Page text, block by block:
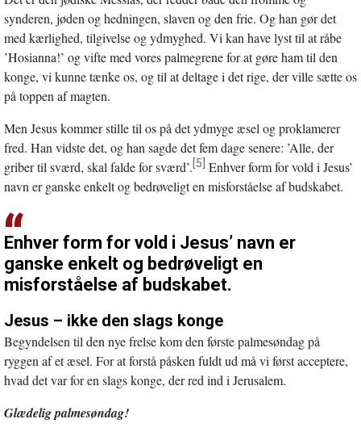
synderen, jøden og hedningen, slaven og den frie. Og han gør det
med kærlighed, tilgivelse og ydmyghed. Vi kan have lyst til at råbe
’Hosianna!’ og vifte med vores palmegrene for at gøre ham til den
konge, vi kunne tænke os, og til at deltage i det rige, der ville sætte os
på toppen af magten.
Men Jesus kommer stille til os på det ydmyge æsel og proklamerer
fred. Han vidste det, og han sagde det fem dage senere: ’Alle, der
griber til sværd, skal falde for sværd’.[5] Enhver form for vold i Jesus’
navn er ganske enkelt og bedrøveligt en misforståelse af budskabet.
Enhver form for vold i Jesus’ navn er
ganske enkelt og bedrøveligt en
misforståelse af budskabet.
Jesus – ikke den slags konge
Begyndelsen til den nye frelse kom den første palmesøndag på
ryggen af et æsel. For at forstå påsken fuldt ud må vi først acceptere,
hvad det var for en slags konge, der red ind i Jerusalem.
Glædelig palmesøndag!